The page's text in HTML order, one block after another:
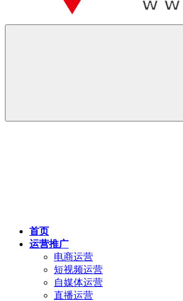
首页
运营推广
电商运营
短视频运营
自媒体运营
直播运营